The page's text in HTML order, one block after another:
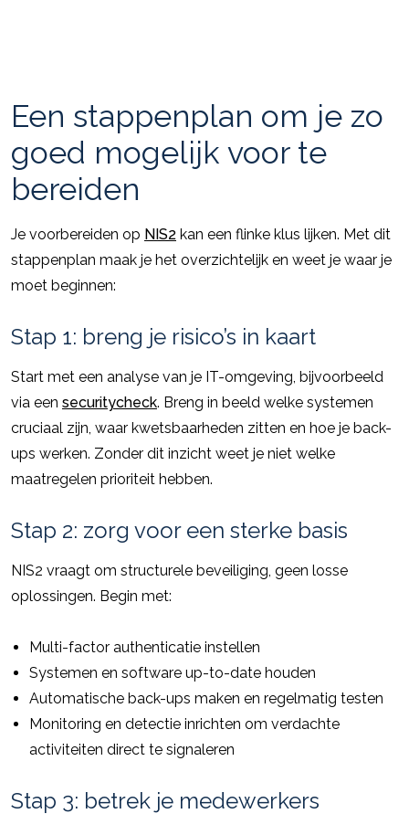
Een stappenplan om je zo
goed mogelijk voor te
bereiden
Je voorbereiden op NIS2 kan een flinke klus lijken. Met dit
stappenplan maak je het overzichtelijk en weet je waar je
moet beginnen:
Stap 1: breng je risico’s in kaart
Start met een analyse van je IT-omgeving, bijvoorbeeld
via een securitycheck. Breng in beeld welke systemen
cruciaal zijn, waar kwetsbaarheden zitten en hoe je back-
ups werken. Zonder dit inzicht weet je niet welke
maatregelen prioriteit hebben.
Stap 2: zorg voor een sterke basis
NIS2 vraagt om structurele beveiliging, geen losse
oplossingen. Begin met:
Multi-factor authenticatie instellen
Systemen en software up-to-date houden
Automatische back-ups maken en regelmatig testen
Monitoring en detectie inrichten om verdachte
activiteiten direct te signaleren
Stap 3: betrek je medewerkers